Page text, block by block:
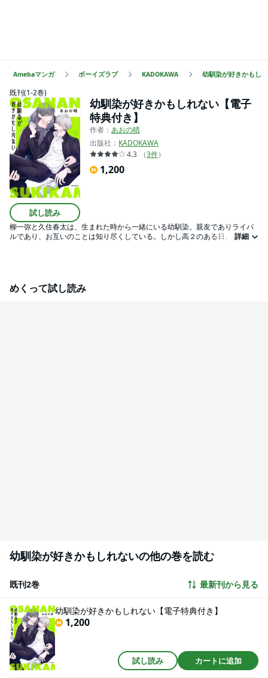
Amebaマンガ ボーイズラブ KADOKAWA 幼馴染が好きかもし
既刊(1-2巻)
試し読み
幼馴染が好きかもしれない【電子
特典付き】
作者： あおの晴
出版社： KADOKAWA
4.3
（3件）
1,200
柳一弥と久住春太は、生まれた時から一緒にいる幼馴染。親友でありライバ
ルであり、お互いのことは知り尽くしている。しかし高２のある日、彼女に
詳細
めくって試し読み
幼馴染が好きかもしれないの他の巻を読む
既刊2巻 最新刊から見る
幼馴染が好きかもしれない【電子特典付き】
1,200
試し読み カートに追加